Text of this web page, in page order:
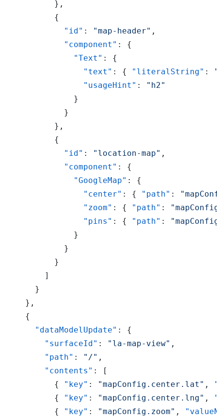
} ,
{
"id" : "map-header" ,
"component" :
{
"Text" :
{
"text" : { "literalString" :
"usageHint" :
"h2"
}
}
} ,
{
"id" : "location-map" ,
"component" :
{
"GoogleMap" :
{
"center" : { "path" :
"zoom" : { "path" :
"pins" : { "path" :
}
}
}
]
}
} ,
{
"dataModelUpdate" :
{
"surfaceId" : "la-map-view" ,
"path" : "/" ,
"contents" :
[
{
"key" : "mapConfig.center.lat" ,
{
"key" : "mapConfig.center.lng" ,
{
"key" : "mapConfig.zoom" ,